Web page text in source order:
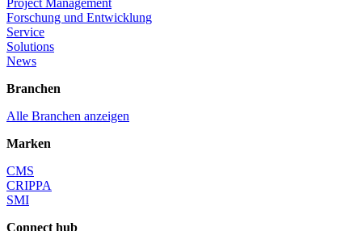
Forschung und Entwicklung
Service
Solutions
News
Branchen
Alle Branchen anzeigen
Marken
CMS
CRIPPA
SMI
Connect hub